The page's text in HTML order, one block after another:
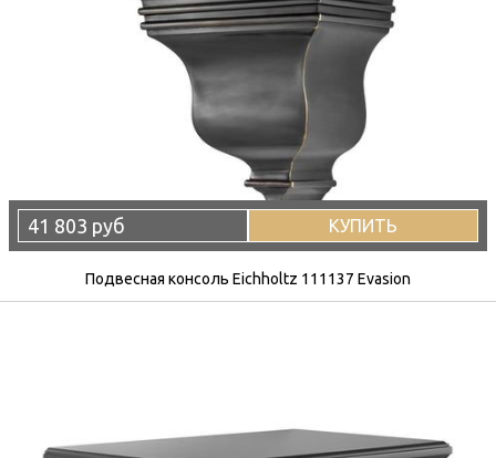
41 803 руб КУПИТЬ
Подвесная консоль Eichholtz 111137 Evasion